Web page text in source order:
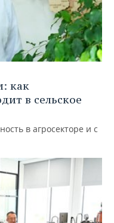
как
в сельское
в агросекторе и с